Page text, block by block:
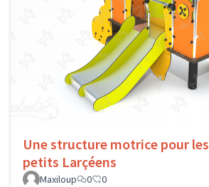
Une structure motrice pour les
petits Larçéens
Maxiloup
0 0